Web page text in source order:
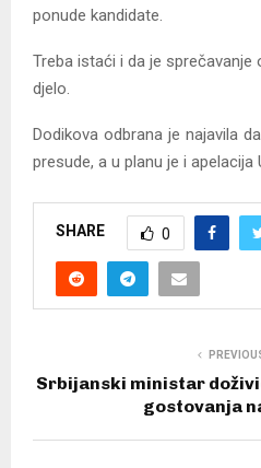
ponude kandidate.
Treba istaći i da je sprečavanje
djelo.
Dodikova odbrana je najavila
presude, a u planu je i apelacija
SHARE 0
Srbijanski ministar
gostovanja